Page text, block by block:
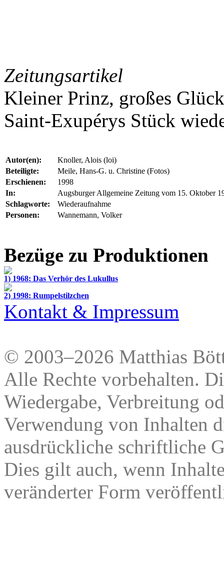
Zeitungsartikel
Kleiner Prinz, großes
Saint-Exupérys Stück
Autor(en):
Knoller, Alois (loi)
Beteiligte:
Meile, Hans-G. u. Christine (Fotos)
Erschienen:
1998
In:
Augsburger Allgemeine Zeitung vom 15. Oktober
Schlagworte:
Wiederaufnahme
Personen:
Wannemann, Volker
Bezüge zu Produktionen
1) 1968: Das Verhör des Lukullus
2) 1998: Rumpelstilzchen
Kontakt & Impressum
© 2003–2026 Matthias
Alle Rechte vorbehalten.
Wiedergabe, Verbreitung
Verwendung von Inhalten
ausdrückliche schriftliche
Dies gilt auch, wenn
veränderter Form